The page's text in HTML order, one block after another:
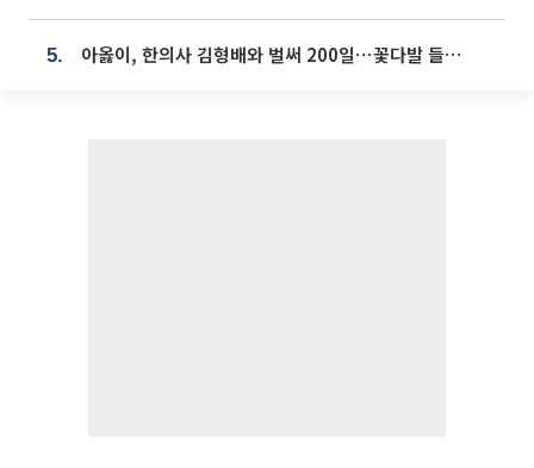
5. 아옳이, 한의사 김형배와 벌써 200일⋯꽃다발 들고 "프러포즈 아냐"